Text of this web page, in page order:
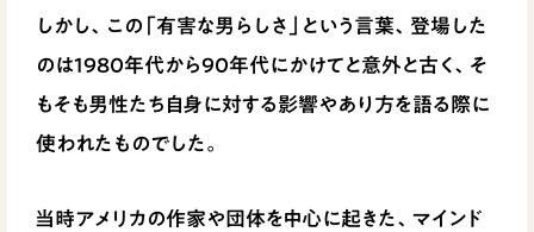
しかし、この「有害な男らしさ」という言葉、登場した
のは1980年代から90年代にかけてと意外と古く、そ
もそも男性たち自身に対する影響やあり方を語る際に
使われたものでした。
当時アメリカの作家や団体を中心に起きた、マインド